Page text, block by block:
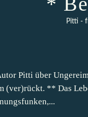
Pitti -
Pitti über
(ver)rückt. ** Das